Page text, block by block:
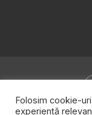
Folosim cookie-
experiență